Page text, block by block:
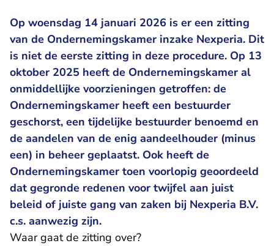
Op woensdag 14 januari 2026 is er een zitting
van de Ondernemingskamer inzake Nexperia. Dit
is niet de eerste zitting in deze procedure. Op 13
oktober 2025 heeft de Ondernemingskamer al
onmiddellijke voorzieningen getroffen: de
Ondernemingskamer heeft een bestuurder
geschorst, een tijdelijke bestuurder benoemd en
de aandelen van de enig aandeelhouder (minus
een) in beheer geplaatst. Ook heeft de
Ondernemingskamer toen voorlopig geoordeeld
dat gegronde redenen voor twijfel aan juist
beleid of juiste gang van zaken bij Nexperia B.V.
c.s. aanwezig zijn.
Waar gaat de zitting over?